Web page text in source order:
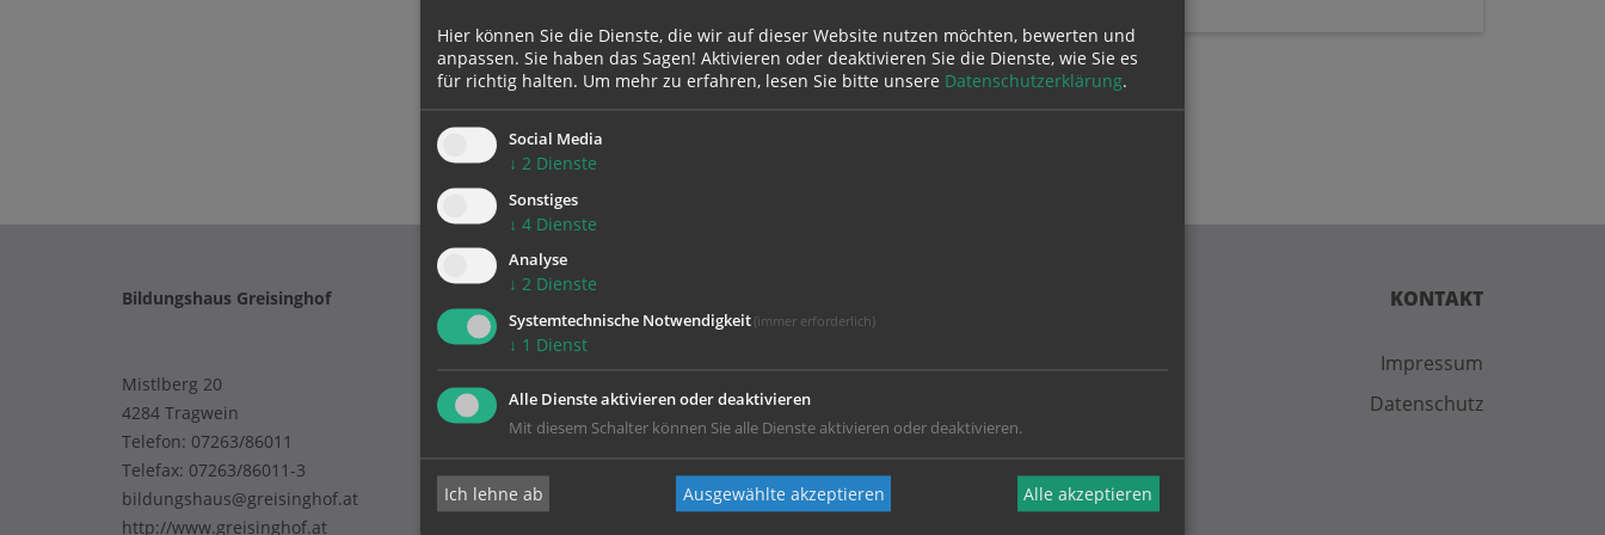
KONTAKT
Impressum
Datenschutz
Bildungshaus Greisinghof
Mistlberg 20
4284 Tragwein
Telefon: 07263/86011
Telefax: 07263/86011-3
bildungshaus@greisinghof.at
http://www.greisinghof.at
Hier können Sie die Dienste, die wir auf dieser Website nutzen möchten, bewerten und
anpassen. Sie haben das Sagen! Aktivieren oder deaktivieren Sie die Dienste, wie Sie es
für richtig halten. Um mehr zu erfahren, lesen Sie bitte unsere Datenschutzerklärung.
Social Media
↓ 2 Dienste
Sonstiges
↓ 4 Dienste
Analyse
↓ 2 Dienste
Systemtechnische Notwendigkeit (immer erforderlich)
↓ 1 Dienst
Alle Dienste aktivieren oder deaktivieren
Mit diesem Schalter können Sie alle Dienste aktivieren oder deaktivieren.
Ich lehne ab Ausgewählte akzeptieren Alle akzeptieren